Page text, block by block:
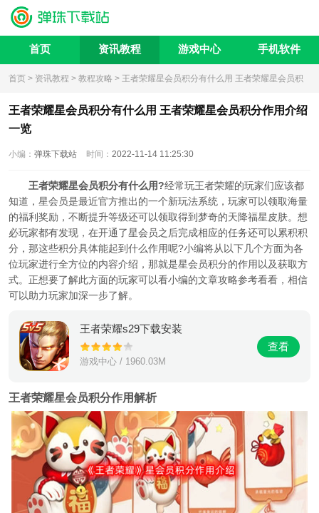
首页 资讯教程 游戏中心 手机软件
首页 > 资讯教程 > 教程攻略 > 王者荣耀星会员积分有什么用 王者荣耀星会员积
分作用介绍一览
王者荣耀星会员积分有什么用 王者荣耀星会员积分作用介绍
一览
小编： 弹珠下载站 时间： 2022-11-14 11:25:30
王者荣耀星会员积分有什么用?经常玩王者荣耀的玩家们应该都
知道，星会员是最近官方推出的一个新玩法系统，玩家可以领取海量
的福利奖励，不断提升等级还可以领取得到梦奇的天降福星皮肤。想
必玩家都有发现，在开通了星会员之后完成相应的任务还可以累积积
分，那这些积分具体能起到什么作用呢?小编将从以下几个方面为各
位玩家进行全方位的内容介绍，那就是星会员积分的作用以及获取方
式。正想要了解此方面的玩家可以看小编的文章攻略参考看看，相信
可以助力玩家加深一步了解。
王者荣耀s29下载安装
游戏中心 / 1960.03M
查看
王者荣耀星会员积分作用解析